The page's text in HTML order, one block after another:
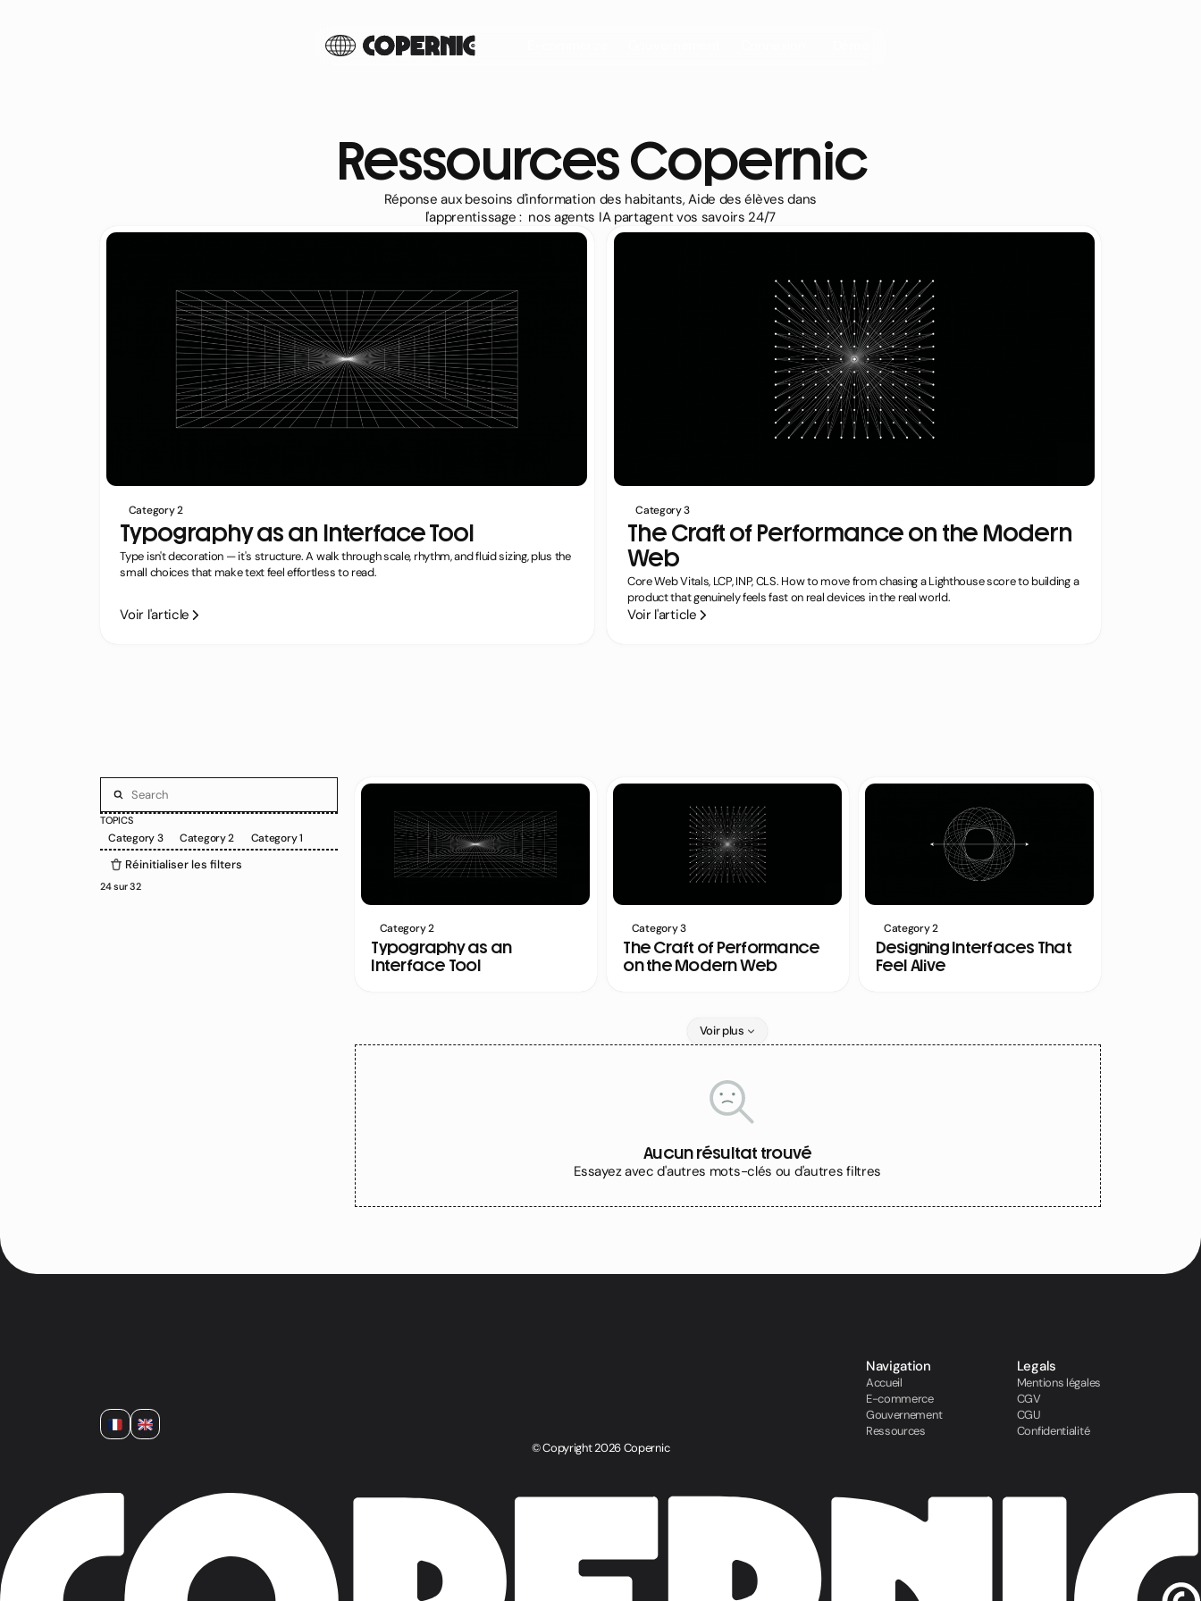
Ressources Copernic
Réponse aux besoins d'information des habitants, Aide des élèves dans
l'apprentissage : nos agents IA partagent vos savoirs 24/7
Category 2
Typography as an Interface Tool
Type isn't decoration — it's structure. A walk through scale, rhythm, and fluid sizing, plus the
small choices that make text feel effortless to read.
Voir l'article
Category 3
The Craft of Performance on the Modern
Web
Core Web Vitals, LCP, INP, CLS. How to move from chasing a Lighthouse score to building a
product that genuinely feels fast on real devices in the real world.
Voir l'article
TOPICS
Category 3 Category 2 Category 1
Réinitialiser les filters
24sur32
Category 2
Typography as an
Interface Tool
Category 3
The Craft of Performance
on the Modern Web
Category 2
Designing Interfaces That
Feel Alive
Voir plus
Aucun résultat trouvé
Essayez avec d'autres mots-clés ou d'autres filtres
Navigation
Accueil
E-commerce
Gouvernement
Ressources
Legals
Mentions légales
CGV
CGU
Confidentialité
© Copyright2026Copernic